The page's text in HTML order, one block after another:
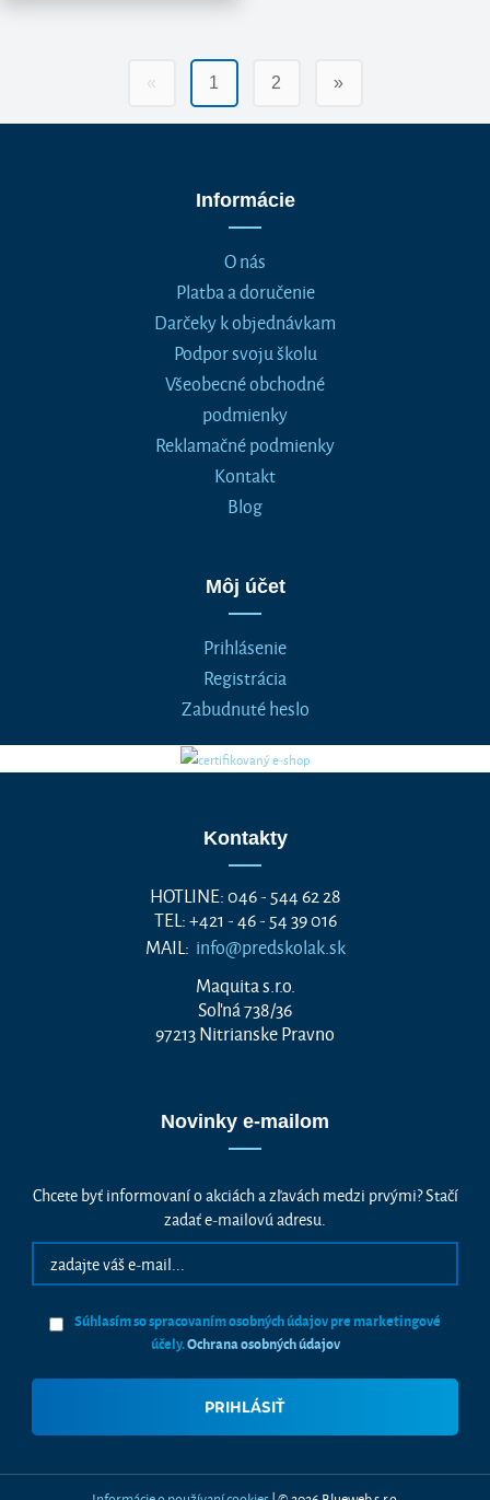
« 1 2 »
Informácie
O nás
Platba a doručenie
Darčeky k objednávkam
Podpor svoju školu
Všeobecné obchodné
podmienky
Reklamačné podmienky
Kontakt
Blog
Môj účet
Prihlásenie
Registrácia
Zabudnuté heslo
Kontakty
HOTLINE: 046 - 544 62 28
TEL: +421 - 46 - 54 39 016
MAIL: info@predskolak.sk
Maquita s.r.o.
Soľná 738/36
97213 Nitrianske Pravno
Novinky e-mailom
Chcete byť informovaní o akciách a zľavách medzi prvými? Stačí
zadať e-mailovú adresu.
Súhlasím so spracovaním osobných údajov pre marketingové
účely.Ochrana osobných údajov
Vážime si vaše súkromie
Táto stránka používa cookies, aby vám ponúkla skvelý zážitok z
prehliadania. Všetky dôležité informácie nájdete na stránke Cookies.
Nevyhnuté cookies sú automaticky zapnuté. Ak súhlasíte s prijatím
tlačidlom “Súhlasím a pokračovať", ak chcete svoje nastavenia upraviť